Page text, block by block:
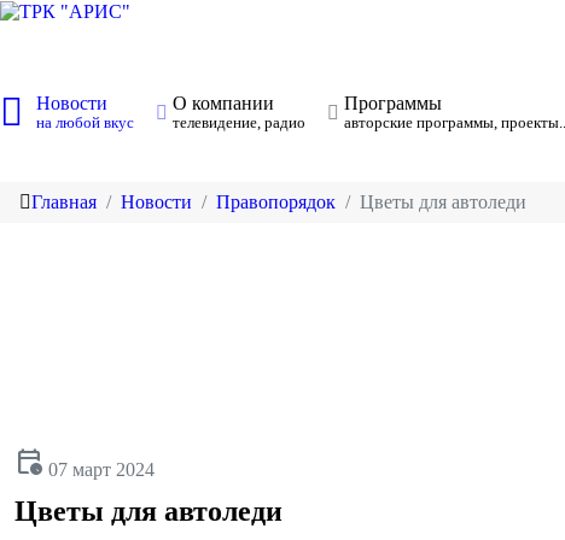
Новости
на любой вкус
О компании
телевидение, радио
Программы
авторские программы, проекты...
Главная Новости Правопорядок Цветы для автоледи
calendar_clock 07 март 2024
Цветы для автоледи